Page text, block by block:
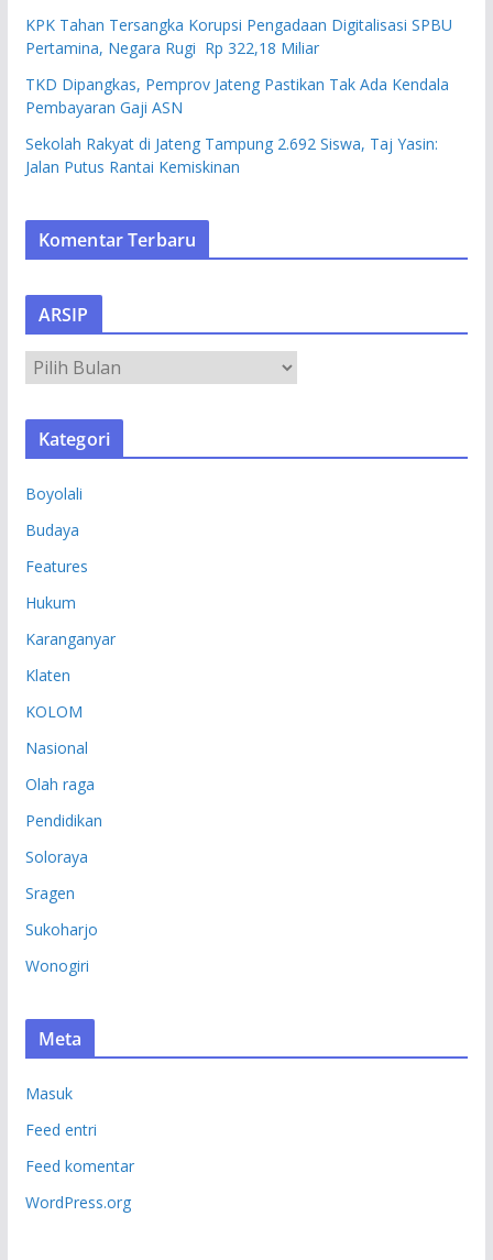
KPK Tahan Tersangka Korupsi Pengadaan Digitalisasi SPBU
Pertamina, Negara Rugi Rp 322,18 Miliar
TKD Dipangkas, Pemprov Jateng Pastikan Tak Ada Kendala
Pembayaran Gaji ASN
Sekolah Rakyat di Jateng Tampung 2.692 Siswa, Taj Yasin:
Jalan Putus Rantai Kemiskinan
Komentar Terbaru
ARSIP
R
S
Kategori
Boyolali
Budaya
Features
Hukum
Karanganyar
Klaten
KOLOM
Nasional
Olah raga
Pendidikan
Soloraya
Sragen
Sukoharjo
Wonogiri
Meta
Masuk
Feed entri
Feed komentar
WordPress.org